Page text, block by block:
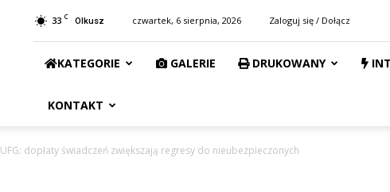
33 C Olkusz czwartek, 6 sierpnia, 2026 Zaloguj się / Dołącz
KATEGORIE GALERIE DRUKOWANY
KONTAKT
UFG: dopłaty świadczeń zwiększają regresy do nieubezpieczonych